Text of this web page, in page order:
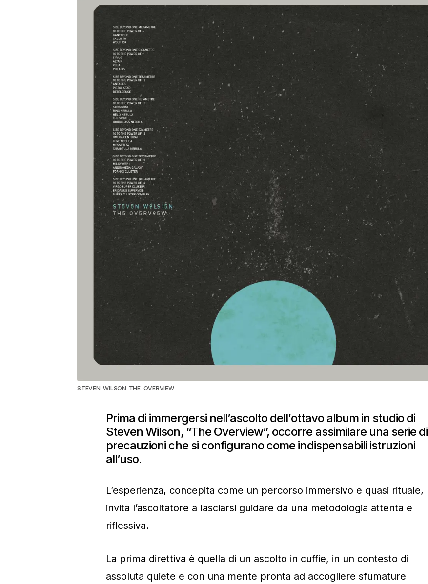
STEVEN-WILSON-THE-OVERVIEW
Prima di immergersi nell’ascolto dell’ottavo album in studio di
Steven Wilson, “The Overview”, occorre assimilare una serie di
precauzioni che si configurano come indispensabili istruzioni
all’uso.
L’esperienza, concepita come un percorso immersivo e quasi rituale,
invita l’ascoltatore a lasciarsi guidare da una metodologia attenta e
riflessiva.
La prima direttiva è quella di un ascolto in cuffie, in un contesto di
assoluta quiete e con una mente pronta ad accogliere sfumature